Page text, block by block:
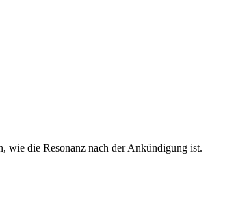
wie die Resonanz nach der Ankündigung ist.